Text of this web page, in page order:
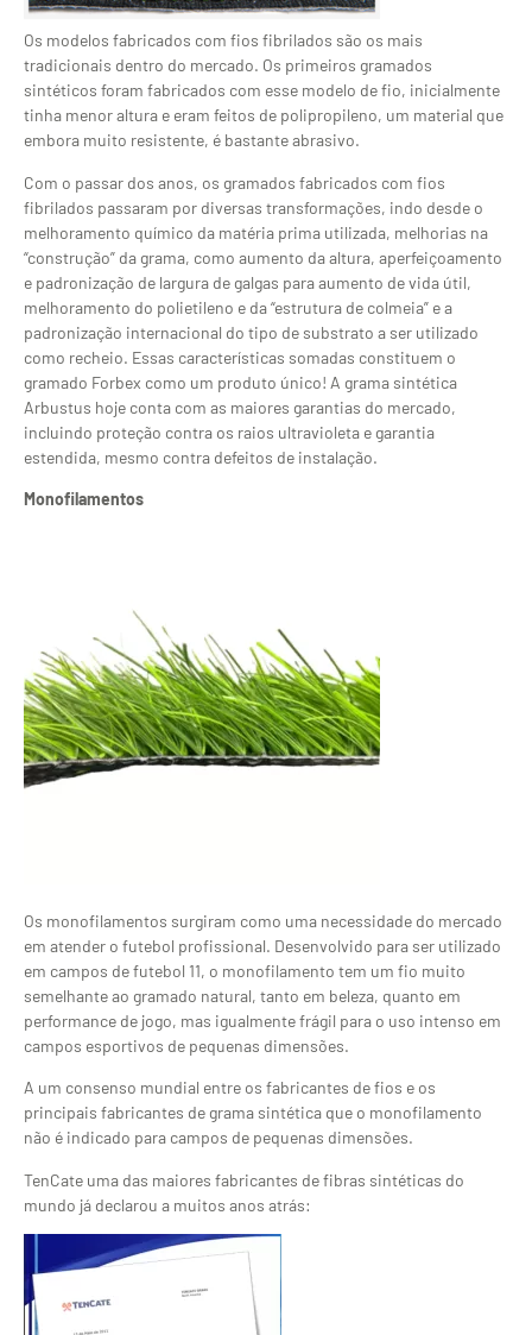
Os modelos fabricados com fios fibrilados são os mais
tradicionais dentro do mercado. Os primeiros gramados
sintéticos foram fabricados com esse modelo de fio, inicialmente
tinha menor altura e eram feitos de polipropileno, um material que
embora muito resistente, é bastante abrasivo.
Com o passar dos anos, os gramados fabricados com fios
fibrilados passaram por diversas transformações, indo desde o
melhoramento químico da matéria prima utilizada, melhorias na
“construção” da grama, como aumento da altura, aperfeiçoamento
e padronização de largura de galgas para aumento de vida útil,
melhoramento do polietileno e da “estrutura de colmeia” e a
padronização internacional do tipo de substrato a ser utilizado
como recheio. Essas características somadas constituem o
gramado Forbex como um produto único! A grama sintética
Arbustus hoje conta com as maiores garantias do mercado,
incluindo proteção contra os raios ultravioleta e garantia
estendida, mesmo contra defeitos de instalação.
Monofilamentos
Os monofilamentos surgiram como uma necessidade do mercado
em atender o futebol profissional. Desenvolvido para ser utilizado
em campos de futebol 11, o monofilamento tem um fio muito
semelhante ao gramado natural, tanto em beleza, quanto em
performance de jogo, mas igualmente frágil para o uso intenso em
campos esportivos de pequenas dimensões.
A um consenso mundial entre os fabricantes de fios e os
principais fabricantes de grama sintética que o monofilamento
não é indicado para campos de pequenas dimensões.
TenCate uma das maiores fabricantes de fibras sintéticas do
mundo já declarou a muitos anos atrás: